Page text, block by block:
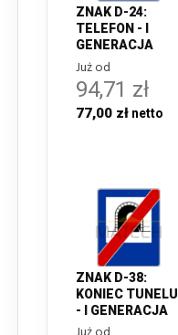
ZNAK D-24:
TELEFON - I
GENERACJA
Już od
94,71 zł
77,00 zł
ZNAK D-38:
KONIEC TUNELU
- I GENERACJA